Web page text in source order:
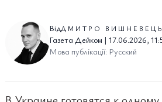
ВідДМИТРО
Газета Дейком | 17.06.2026,
Мова публікації: Русский